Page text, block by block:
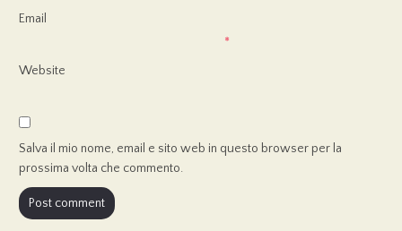
Email
*
Website
Salva il mio nome, email e sito web in questo browser per la
prossima volta che commento.